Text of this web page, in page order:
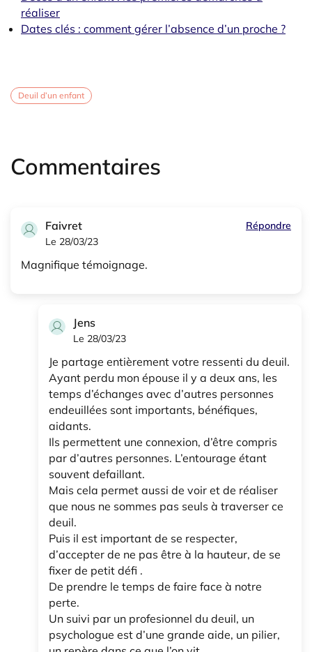
réaliser
Dates clés : comment gérer l’absence d’un proche ?
Deuil d’un enfant
Commentaires
Faivret
Le 28/03/23
Répondre
Magnifique témoignage.
Jens
Le 28/03/23
Je partage entièrement votre ressenti du deuil.
Ayant perdu mon épouse il y a deux ans, les
temps d’échanges avec d’autres personnes
endeuillées sont importants, bénéfiques,
aidants.
Ils permettent une connexion, d’être compris
par d’autres personnes. L’entourage étant
souvent defaillant.
Mais cela permet aussi de voir et de réaliser
que nous ne sommes pas seuls à traverser ce
deuil.
Puis il est important de se respecter,
d’accepter de ne pas être à la hauteur, de se
fixer de petit défi .
De prendre le temps de faire face à notre
perte.
Un suivi par un profesionnel du deuil, un
psychologue est d’une grande aide, un pilier,